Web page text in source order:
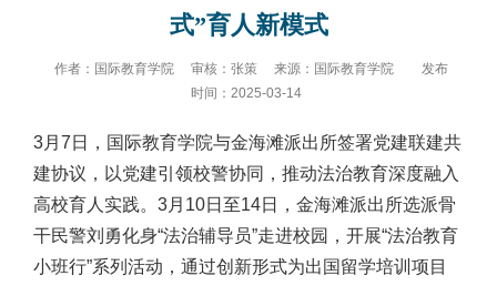
式”育人新模式
作者：国际教育学院 审核：张策 来源：国际教育学院
发布
时间：2025-03-14
3月7日，国际教育学院与金海滩派出所签署党建联建共
建协议，以党建引领校警协同，推动法治教育深度融入
高校育人实践。3月10日至14日，金海滩派出所选派骨
干民警刘勇化身“法治辅导员”走进校园，开展“法治教育
小班行”系列活动，通过创新形式为出国留学培训项目